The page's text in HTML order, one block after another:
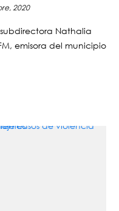
2020
Nathalia
emisora del municipio